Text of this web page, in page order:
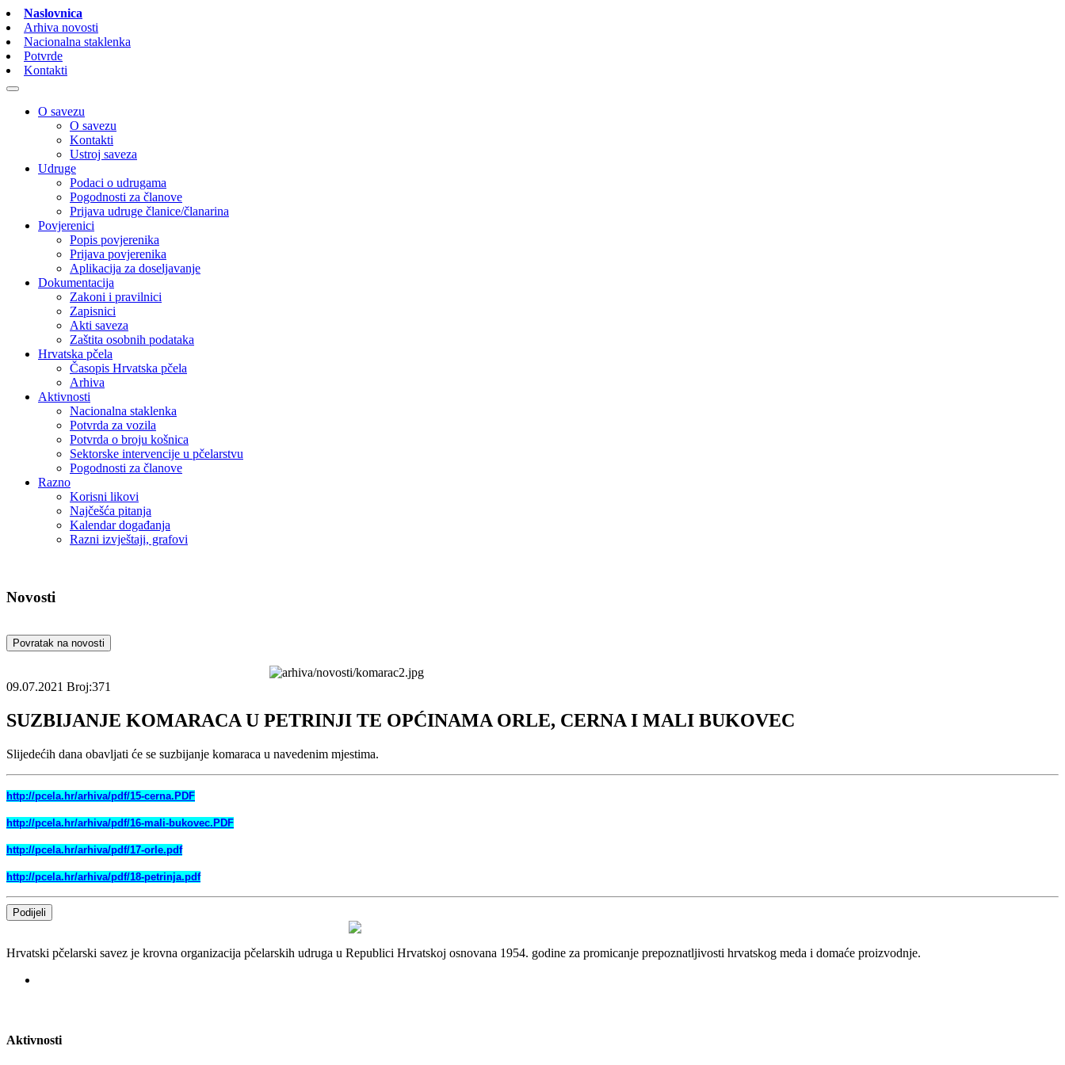
Naslovnica
Arhiva novosti
Nacionalna staklenka
Potvrde
Kontakti
O savezu
O savezu
Kontakti
Ustroj saveza
Udruge
Podaci o udrugama
Pogodnosti za članove
Prijava udruge članice/članarina
Povjerenici
Popis povjerenika
Prijava povjerenika
Aplikacija za doseljavanje
Dokumentacija
Zakoni i pravilnici
Zapisnici
Akti saveza
Zaštita osobnih podataka
Hrvatska pčela
Časopis Hrvatska pčela
Arhiva
Aktivnosti
Nacionalna staklenka
Potvrda za vozila
Potvrda o broju košnica
Sektorske intervencije u pčelarstvu
Pogodnosti za članove
Razno
Korisni likovi
Najčešća pitanja
Kalendar događanja
Razni izvještaji, grafovi
Novosti
Povratak na novosti
09.07.2021 Broj:371
SUZBIJANJE KOMARACA U PETRINJI TE OPĆINAMA ORLE, CERNA I MALI BUKOVEC
Slijedećih dana obavljati će se suzbijanje komaraca u navedenim mjestima.
http://pcela.hr/arhiva/pdf/15-cerna.PDF
http://pcela.hr/arhiva/pdf/16-mali-bukovec.PDF
http://pcela.hr/arhiva/pdf/17-orle.pdf
http://pcela.hr/arhiva/pdf/18-petrinja.pdf
Podijeli
Hrvatski pčelarski savez je krovna organizacija pčelarskih udruga u Republici Hrvatskoj osnovana 1954. godine za promicanje prepoznatljivosti hrvatskog meda i domaće proizvodnje.
Aktivnosti